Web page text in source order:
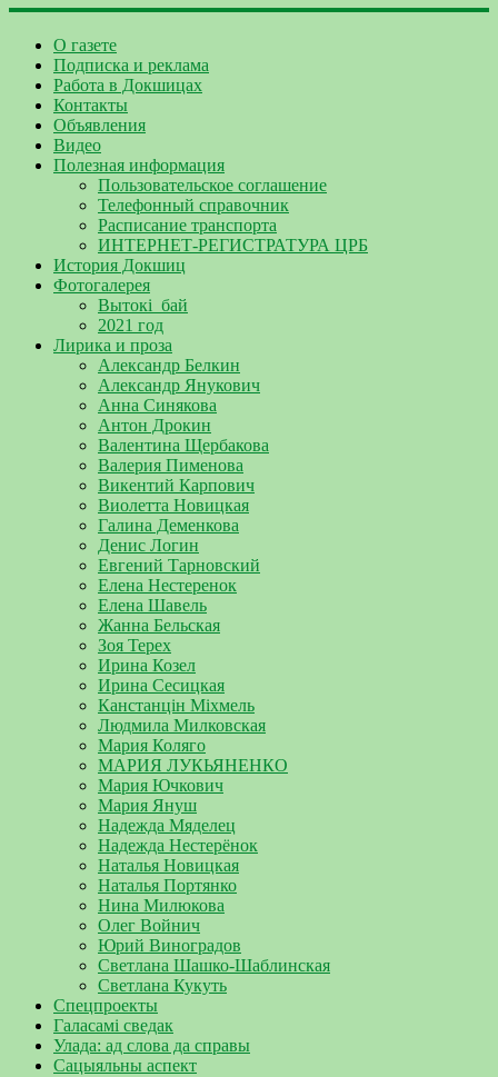
О газете
Подписка и реклама
Работа в Докшицах
Контакты
Объявления
Видео
Полезная информация
Пользовательское соглашение
Телефонный справочник
Расписание транспорта
ИНТЕРНЕТ-РЕГИСТРАТУРА ЦРБ
История Докшиц
Фотогалерея
Вытокі_бай
2021 год
Лирика и проза
Александр Белкин
Александр Янукович
Анна Синякова
Антон Дрокин
Валентина Щербакова
Валерия Пименова
Викентий Карпович
Виолетта Новицкая
Галина Деменкова
Денис Логин
Евгений Тарновский
Елена Нестеренок
Елена Шавель
Жанна Бельская
Зоя Терех
Ирина Козел
Ирина Сесицкая
Канстанцін Міхмель
Людмила Милковская
Мария Коляго
МАРИЯ ЛУКЬЯНЕНКО
Мария Ючкович
Мария Януш
Надежда Мяделец
Надежда Нестерёнок
Наталья Новицкая
Наталья Портянко
Нина Милюкова
Олег Войнич
Юрий Виноградов
Светлана Шашко-Шаблинская
Светлана Кукуть
Спецпроекты
Галасамі сведак
Улада: ад слова да справы
Сацыяльны аспект